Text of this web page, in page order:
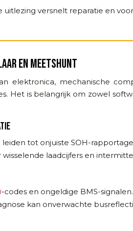
versnelt reparatie en
EN MEETSHUNT
elektronica, mechanische
Het is belangrijk om zowel
tot onjuiste SOH-
laadcijfers en
-codes en ongeldige BMS-
kan onverwachte